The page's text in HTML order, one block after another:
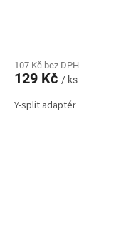
107 Kč bez DPH
129 Kč / ks
Y-split adaptér